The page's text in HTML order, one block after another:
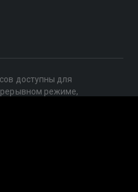
доступны для
режиме,